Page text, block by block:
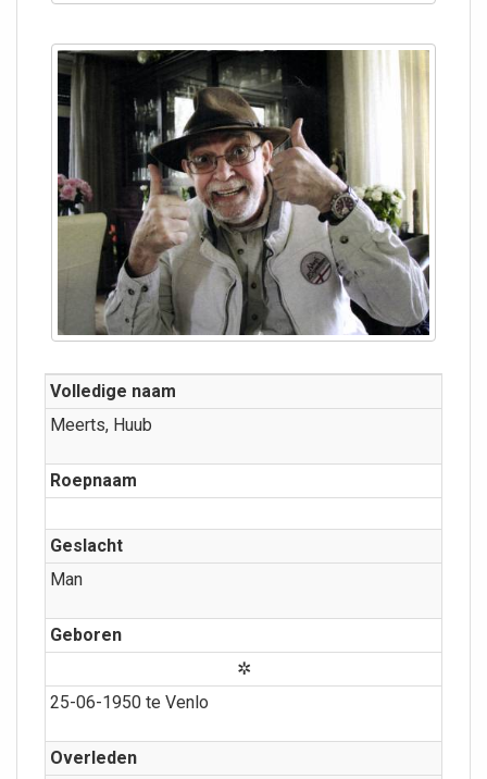
Volledige naam
Meerts, Huub
Roepnaam
Geslacht
Man
Geboren
✲
25-06-1950 te Venlo
Overleden